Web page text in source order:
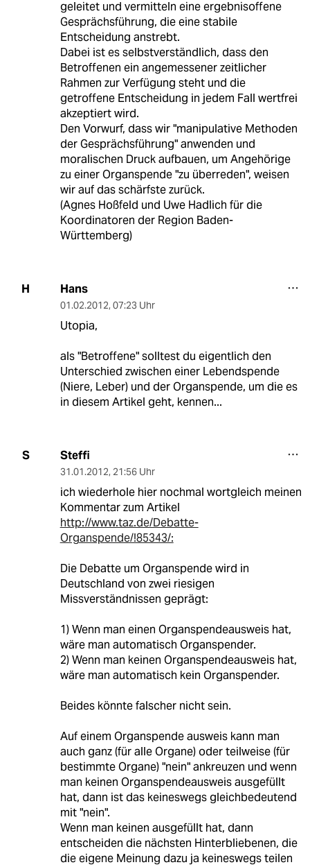
geleitet und vermitteln eine ergebnisoffene
Gesprächsführung, die eine stabile
Entscheidung anstrebt.
Dabei ist es selbstverständlich, dass den
Betroffenen ein angemessener zeitlicher
Rahmen zur Verfügung steht und die
getroffene Entscheidung in jedem Fall wertfrei
akzeptiert wird.
Den Vorwurf, dass wir "manipulative Methoden
der Gesprächsführung" anwenden und
moralischen Druck aufbauen, um Angehörige
zu einer Organspende "zu überreden", weisen
wir auf das schärfste zurück.
(Agnes Hoßfeld und Uwe Hadlich für die
Koordinatoren der Region Baden-
Württemberg)
H Hans
01.02.2012, 07:23 Uhr
Utopia,
als "Betroffene" solltest du eigentlich den
Unterschied zwischen einer Lebendspende
(Niere, Leber) und der Organspende, um die es
in diesem Artikel geht, kennen...
S Steffi
31.01.2012, 21:56 Uhr
ich wiederhole hier nochmal wortgleich meinen
Kommentar zum Artikel
http://www.taz.de/Debatte-
Organspende/!85343/:
Die Debatte um Organspende wird in
Deutschland von zwei riesigen
Missverständnissen geprägt:
1) Wenn man einen Organspendeausweis hat,
wäre man automatisch Organspender.
2) Wenn man keinen Organspendeausweis hat,
wäre man automatisch kein Organspender.
Beides könnte falscher nicht sein.
Auf einem Organspende ausweis kann man
auch ganz (für alle Organe) oder teilweise (für
bestimmte Organe) "nein" ankreuzen und wenn
man keinen Organspendeausweis ausgefüllt
hat, dann ist das keineswegs gleichbedeutend
mit "nein".
Wenn man keinen ausgefüllt hat, dann
entscheiden die nächsten Hinterbliebenen, die
die eigene Meinung dazu ja keineswegs teilen